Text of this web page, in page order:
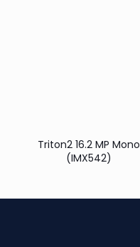
Triton2 16.2 MP Mono
(IMX542)